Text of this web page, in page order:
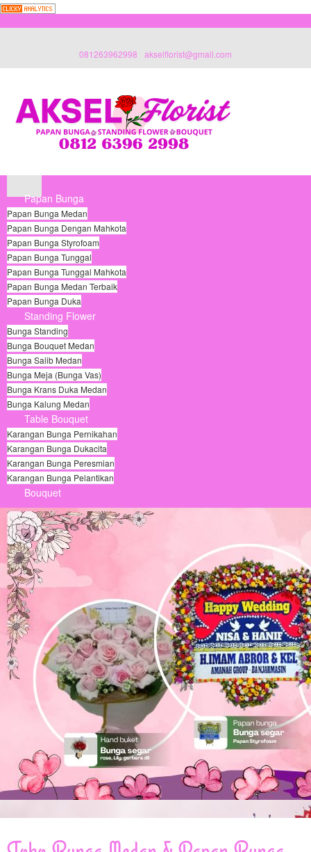
081263962998 akselflorist@gmail.com
Papan Bunga
Papan Bunga Medan
Papan Bunga Dengan Mahkota
Papan Bunga Styrofoam
Papan Bunga Tunggal
Papan Bunga Tunggal Mahkota
Papan Bunga Medan Terbaik
Papan Bunga Duka
Standing Flower
Bunga Standing
Bunga Bouquet Medan
Bunga Salib Medan
Bunga Meja (Bunga Vas)
Bunga Krans Duka Medan
Bunga Kalung Medan
Table Bouquet
Karangan Bunga Pernikahan
Karangan Bunga Dukacita
Karangan Bunga Peresmian
Karangan Bunga Pelantikan
Bouquet
© FreeJoomla! 3 Modules- byVinaGecko.com